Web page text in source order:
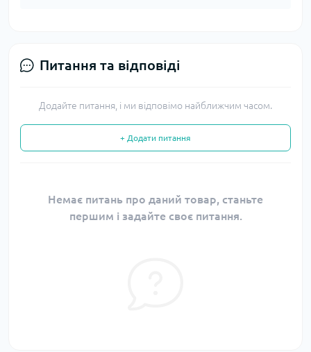
Питання та відповіді
Додайте питання, і ми відповімо найближчим часом.
+ Додати питання
Немає питань про даний товар, станьте
першим і задайте своє питання.